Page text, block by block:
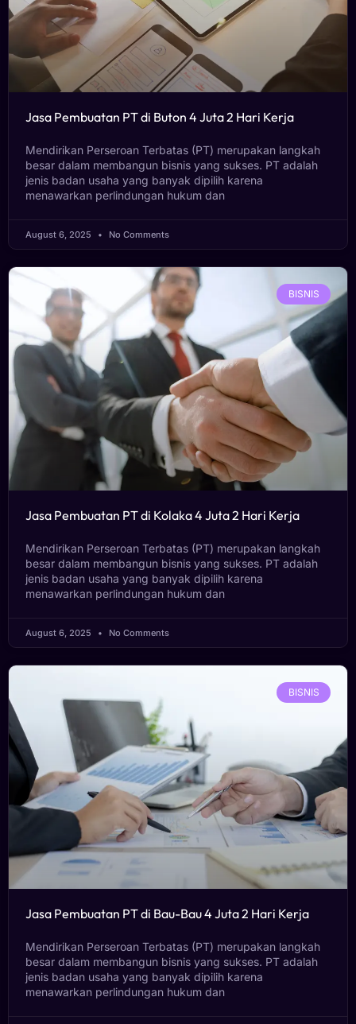
Jasa Pembuatan PT di Buton 4 Juta 2 Hari Kerja
Mendirikan Perseroan Terbatas (PT) merupakan langkah
besar dalam membangun bisnis yang sukses. PT adalah
jenis badan usaha yang banyak dipilih karena
menawarkan perlindungan hukum dan
August 6, 2025 No Comments
BISNIS
Jasa Pembuatan PT di Kolaka 4 Juta 2 Hari Kerja
Mendirikan Perseroan Terbatas (PT) merupakan langkah
besar dalam membangun bisnis yang sukses. PT adalah
jenis badan usaha yang banyak dipilih karena
menawarkan perlindungan hukum dan
August 6, 2025 No Comments
BISNIS
Jasa Pembuatan PT di Bau-Bau 4 Juta 2 Hari Kerja
Mendirikan Perseroan Terbatas (PT) merupakan langkah
besar dalam membangun bisnis yang sukses. PT adalah
jenis badan usaha yang banyak dipilih karena
menawarkan perlindungan hukum dan